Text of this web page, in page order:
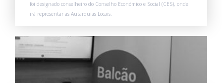
foi designado conselheiro do Conselho Económico e Social (CES), onde
irá representar as Autarquias Locais.